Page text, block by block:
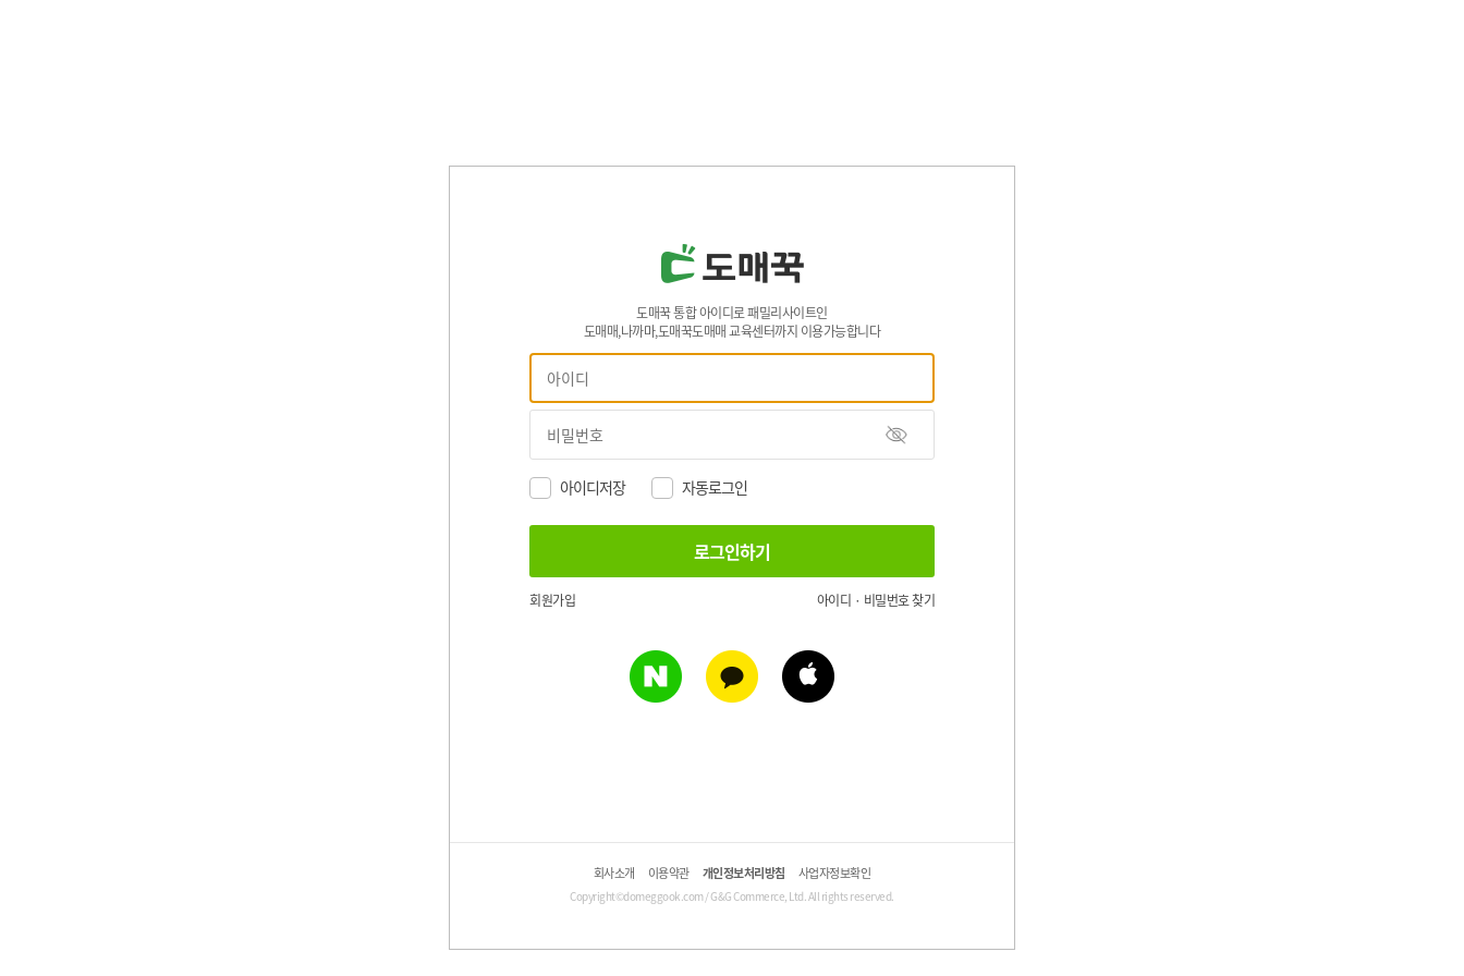
도매꾹 통합 아이디로 패밀리사이트인
도매매,나까마,도매꾹도매매 교육센터까지 이용가능합니다
아이디저장 자동로그인
회원가입 아이디 · 비밀번호 찾기
회사소개 이용약관 개인정보처리방침 사업자정보확인
Copyright©domeggook.com / G&G Commerce, Ltd. All rights reserved.